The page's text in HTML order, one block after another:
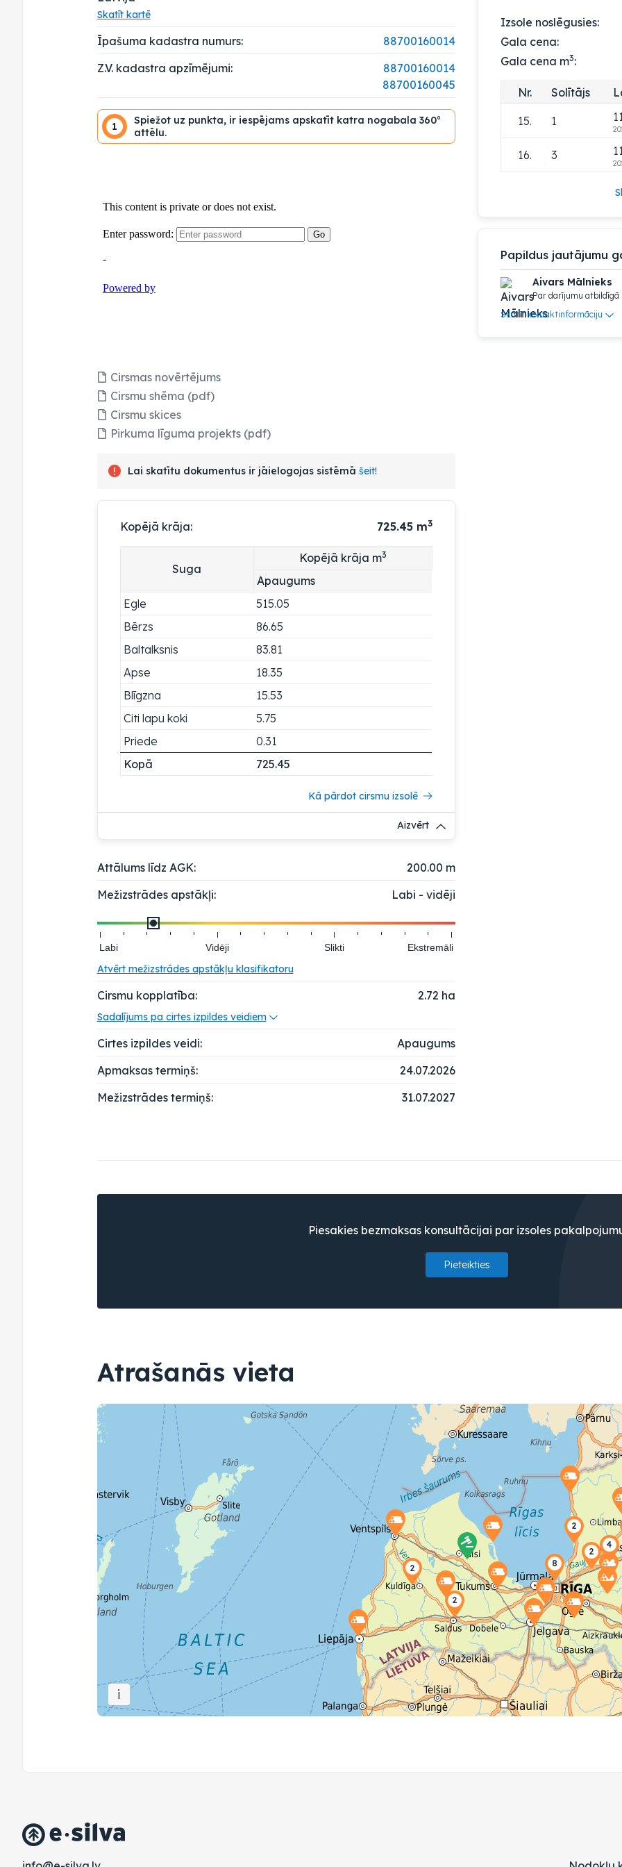
Skatīt kartē
Īpašuma kadastra numurs:
88700160014
Z.V. kadastra apzīmējumi:
88700160014
88700160045
1
Spiežot uz punkta, ir iespējams apskatīt katra nogabala 360°
attēlu.
Cirsmas novērtējums
Cirsmu shēma (pdf)
Cirsmu skices
Pirkuma līguma projekts (pdf)
Lai skatītu dokumentus ir jāielogojas sistēmā šeit!
Kopējā krāja: 725.45 m3
Suga
Kopējā krāja m3
Apaugums
Egle
515.05
Bērzs
86.65
Baltalksnis
83.81
Apse
18.35
Blīgzna
15.53
Citi lapu koki
5.75
Priede
0.31
Kopā
725.45
Kā pārdot cirsmu izsolē
Aizvērt
Attālums līdz AGK:
200.00 m
Mežizstrādes apstākļi:
Labi - vidēji
Labi Vidēji Slikti Ekstremāli
Atvērt mežizstrādes apstākļu klasifikatoru
Cirsmu kopplatība: 2.72 ha
Sadalījums pa cirtes izpildes veidiem
Cirtes izpildes veidi:
Apaugums
Apmaksas termiņš:
24.07.2026
Mežizstrādes termiņš:
31.07.2027
Izsole noslēgusies:
Gala cena:
Gala cena m3:
Nr. Solītājs
12. 4
14. 4
15. 1
16. 3
Papildus jautājumu
Aivars Mālnieks
Par darījumu atbildīgā
Skatīt kontaktinformāciju
Piesakies bezmaksas konsultācijai par izsoles
Pieteikties
Atrašanās vieta
i